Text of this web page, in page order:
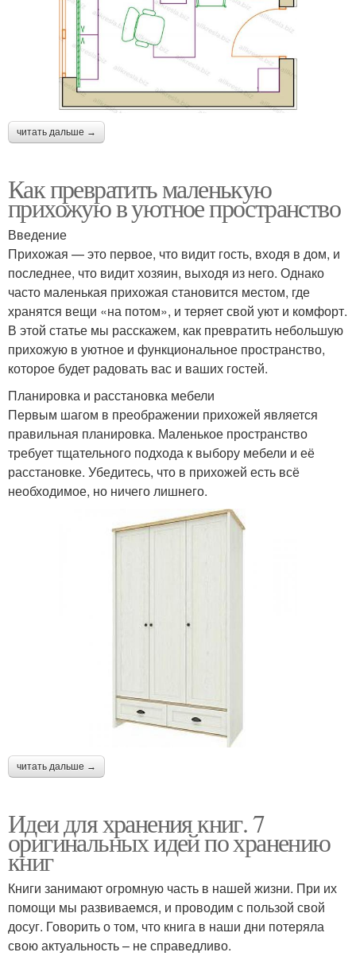
читать дальше →
Как превратить маленькую
прихожую в уютное пространство
Введение
Прихожая — это первое, что видит гость, входя в дом, и
последнее, что видит хозяин, выходя из него. Однако
часто маленькая прихожая становится местом, где
хранятся вещи «на потом», и теряет свой уют и комфорт.
В этой статье мы расскажем, как превратить небольшую
прихожую в уютное и функциональное пространство,
которое будет радовать вас и ваших гостей.
Планировка и расстановка мебели
Первым шагом в преображении прихожей является
правильная планировка. Маленькое пространство
требует тщательного подхода к выбору мебели и её
расстановке. Убедитесь, что в прихожей есть всё
необходимое, но ничего лишнего.
читать дальше →
Идеи для хранения книг. 7
оригинальных идей по хранению
книг
Книги занимают огромную часть в нашей жизни. При их
помощи мы развиваемся, и проводим с пользой свой
досуг. Говорить о том, что книга в наши дни потеряла
свою актуальность – не справедливо.